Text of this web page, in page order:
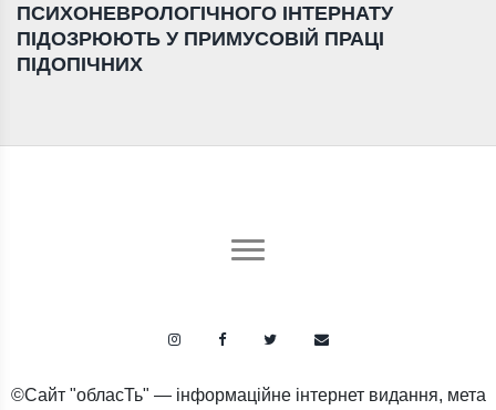
ПСИХОНЕВРОЛОГІЧНОГО ІНТЕРНАТУ
ПІДОЗРЮЮТЬ У ПРИМУСОВІЙ ПРАЦІ
ПІДОПІЧНИХ
©Сайт "обласТь" — інформаційне інтернет видання, мета